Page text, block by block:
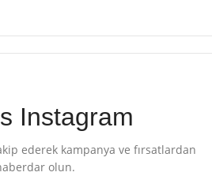
Instagram
ederek kampanya ve fırsatlardan
olun.